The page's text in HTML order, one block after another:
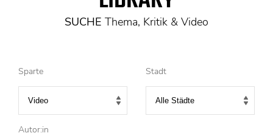
SUCHE
KONTAKT
SUCHE Thema, Kritik & Video
Sparte Stadt
Autor:in